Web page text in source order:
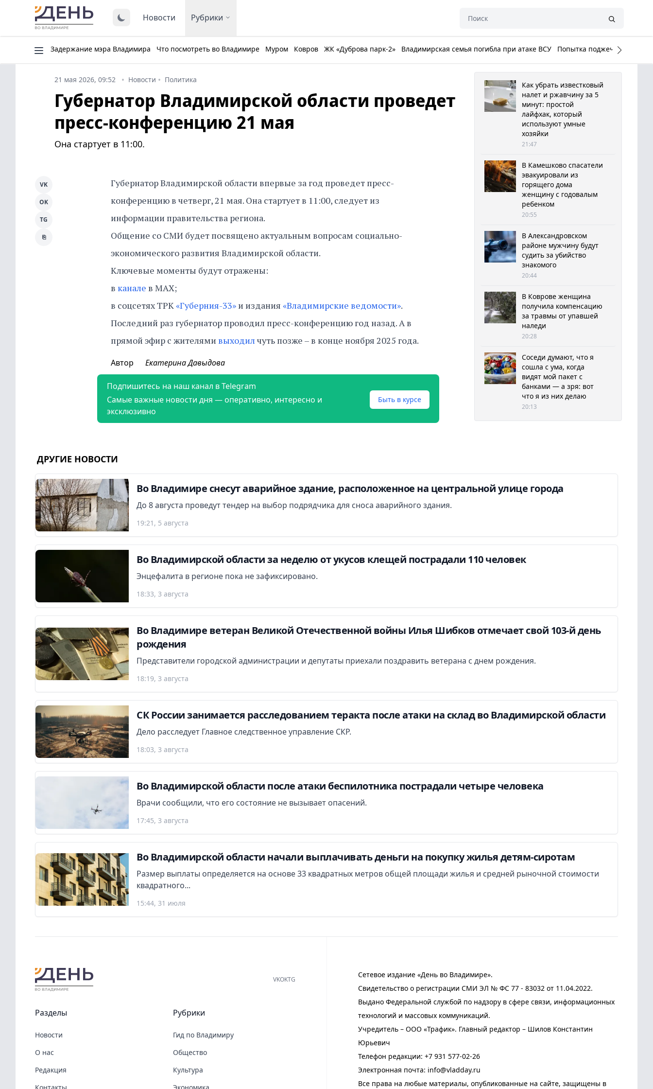
Новости Рубрики
Задержание мэра Владимира Что посмотреть во Владимире Муром Ковров ЖК «Дуброва парк-2» Владимирская семья погибла при атаке ВСУ Попытка поджечь Белый
21 мая 2026, 09:52 Новости Политика
Губернатор Владимирской области проведет
пресс-конференцию 21 мая
Она стартует в 11:00.
Губернатор Владимирской области впервые за год проведет пресс-
конференцию в четверг, 21 мая. Она стартует в 11:00, следует из
информации правительства региона.
Общение со СМИ будет посвящено актуальным вопросам социально-
экономического развития Владимирской области.
Ключевые моменты будут отражены:
в канале в МАХ;
в соцсетях ТРК«Губерния-33» и издания «Владимирские ведомости».
Последний раз губернатор проводил пресс-конференцию год назад. А в
прямой эфир с жителями выходил чуть позже – в конце ноября 2025 года.
VK
OK
TG
⎘
Автор Екатерина Давыдова
Подпишитесь на наш канал в Telegram
Самые важные новости дня — оперативно, интересно и
эксклюзивно
Быть в курсе
Как убрать известковый
налет и ржавчину за 5
минут: простой
лайфхак, который
используют умные
хозяйки
21:47
В Камешково спасатели
эвакуировали из
горящего дома
женщину с годовалым
ребенком
20:55
В Александровском
районе мужчину будут
судить за убийство
знакомого
20:44
В Коврове женщина
получила компенсацию
за травмы от упавшей
наледи
20:28
Соседи думают, что я
сошла с ума, когда
видят мой пакет с
банками — а зря: вот
что я из них делаю
20:13
ДРУГИЕ НОВОСТИ
Во Владимире снесут аварийное здание, расположенное на центральной улице города
До 8 августа проведут тендер на выбор подрядчика для сноса аварийного здания.
19:21, 5 августа
Во Владимирской области за неделю от укусов клещей пострадали 110 человек
Энцефалита в регионе пока не зафиксировано.
18:33, 3 августа
Во Владимире ветеран Великой Отечественной войны Илья Шибков отмечает свой 103-й день
рождения
Представители городской администрации и депутаты приехали поздравить ветерана с днем рождения.
18:19, 3 августа
СК России занимается расследованием теракта после атаки на склад во Владимирской области
Дело расследует Главное следственное управление СКР.
18:03, 3 августа
Во Владимирской области после атаки беспилотника пострадали четыре человека
Врачи сообщили, что его состояние не вызывает опасений.
17:45, 3 августа
Во Владимирской области начали выплачивать деньги на покупку жилья детям-сиротам
Размер выплаты определяется на основе 33 квадратных метров общей площади жилья и средней рыночной стоимости
квадратного...
15:44, 31 июля
Сетевое издание «День во Владимире».
Свидетельство о регистрации СМИ ЭЛ № ФС 77 - 83032 от 11.04.2022.
Выдано Федеральной службой по надзору в сфере связи, информационных
технологий и массовых коммуникаций.
Учредитель – ООО «Трафик». Главный редактор – Шилов Константин
Юрьевич
Телефон редакции: +7 931 577-02-26
Электронная почта: info@vladday.ru
Все права на любые материалы, опубликованные на сайте, защищены в
VKOKTG
Разделы
Новости
О нас
Редакция
Рубрики
Гид по Владимиру
Общество
Культура